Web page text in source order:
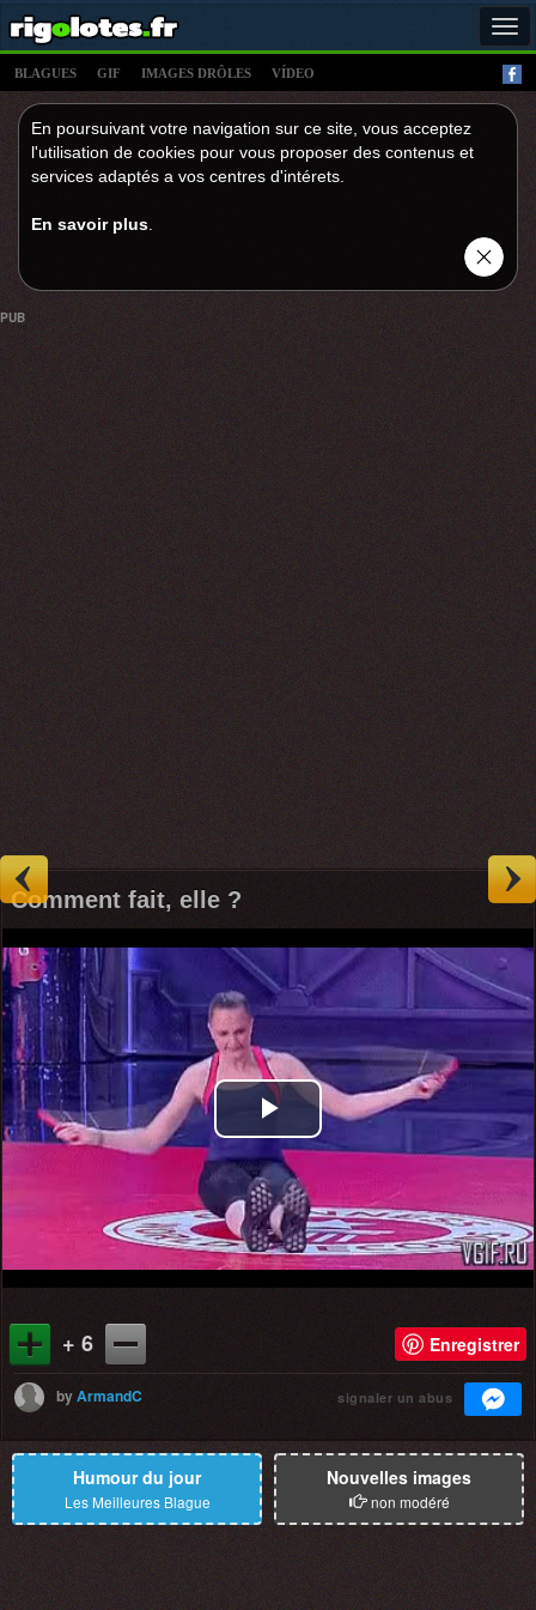
BLAGUES GIF IMAGES DRÔLES VÍDEO
En poursuivant votre navigation sur ce site, vous acceptez
l'utilisation de cookies pour vous proposer des contenus et
services adaptés a vos centres d'intérets.
En savoir plus
PUB
Comment fait, elle ?
Play
Video
+ 6 Enregistrer
byArmandC signaler un abus
Humour du jour
Les Meilleures Blague
Nouvelles images
non modéré